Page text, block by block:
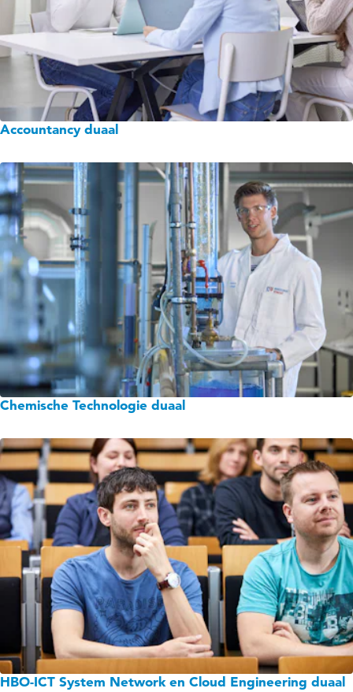
Accountancy duaal
Chemische Technologie duaal
HBO-ICT System Network en Cloud Engineering duaal